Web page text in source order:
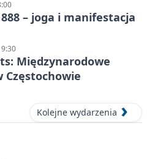
– joga i manifestacja
Międzynarodowe
Częstochowie
Kolejne wydarzenia